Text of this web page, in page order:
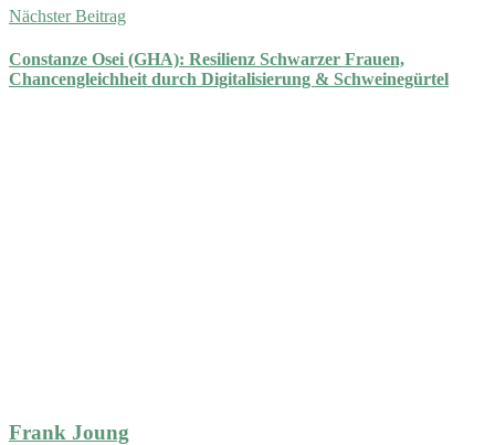
Nächster Beitrag
Constanze Osei (GHA): Resilienz Schwarzer Frauen,
Chancengleichheit durch Digitalisierung & Schweinegürtel
Frank Joung